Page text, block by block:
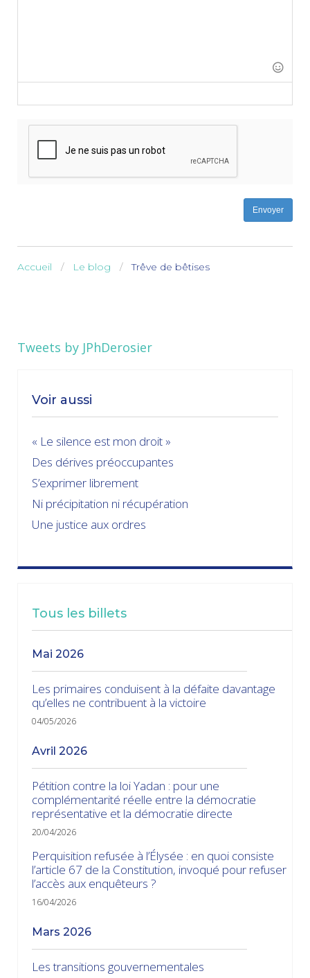
-
-
-
-
Envoyer
Accueil Le blog Trêve de bêtises
Tweets by JPhDerosier
Voir aussi
« Le silence est mon droit »
Des dérives préoccupantes
S’exprimer librement
Ni précipitation ni récupération
Une justice aux ordres
Tous les billets
mai 2026
Les primaires conduisent à la défaite davantage
qu’elles ne contribuent à la victoire
04/05/2026
avril 2026
Pétition contre la loi Yadan : pour une
complémentarité réelle entre la démocratie
représentative et la démocratie directe
20/04/2026
Perquisition refusée à l’Élysée : en quoi consiste
l’article 67 de la Constitution, invoqué pour refuser
l’accès aux enquêteurs ?
16/04/2026
mars 2026
Les transitions gouvernementales